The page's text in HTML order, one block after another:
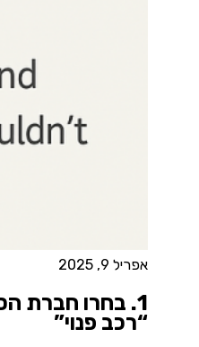
אפריל 9, 2025
1. בחרו חברת
“רכב פנוי”